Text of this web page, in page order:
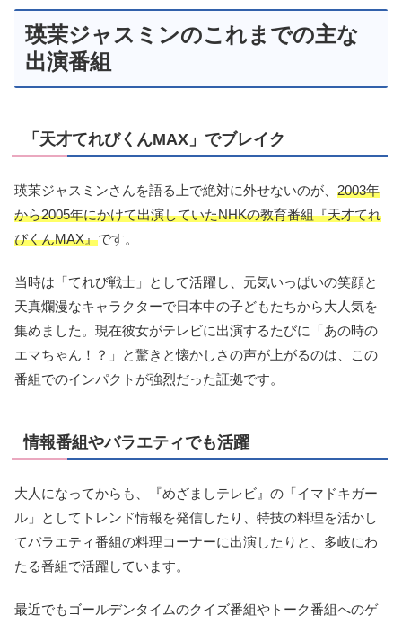
瑛茉ジャスミンのこれまでの主な
出演番組
「天才てれびくんMAX」でブレイク
瑛茉ジャスミンさんを語る上で絶対に外せないのが、 2003年
から2005年にかけて出演していたNHKの教育番組『天才てれ
びくんMAX』です。
当時は「てれび戦士」として活躍し、元気いっぱいの笑顔と
天真爛漫なキャラクターで日本中の子どもたちから大人気を
集めました。現在彼女がテレビに出演するたびに「あの時の
エマちゃん！？」と驚きと懐かしさの声が上がるのは、この
番組でのインパクトが強烈だった証拠です。
情報番組やバラエティでも活躍
大人になってからも、『めざましテレビ』の「イマドキガー
ル」としてトレンド情報を発信したり、特技の料理を活かし
てバラエティ番組の料理コーナーに出演したりと、多岐にわ
たる番組で活躍しています。
最近でもゴールデンタイムのクイズ番組やトーク番組へのゲ